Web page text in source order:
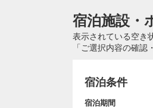
宿泊施設・
表示されている空き
「ご選択内容の確認
宿泊条件
宿泊期間